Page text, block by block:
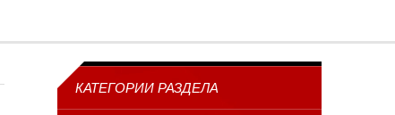
КАТЕГОРИИ РАЗДЕЛА